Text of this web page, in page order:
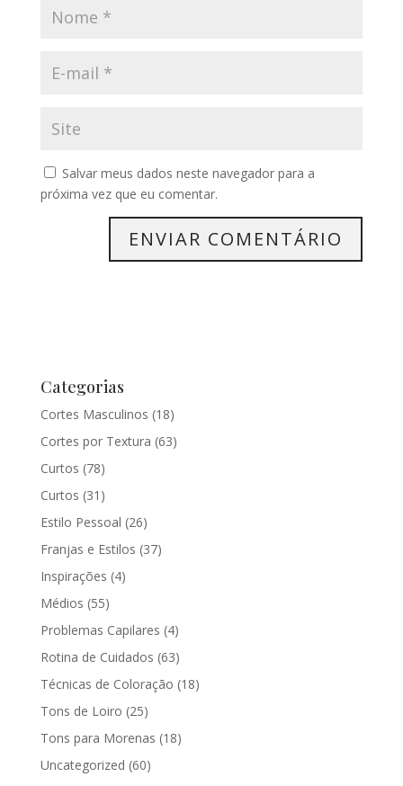
Salvar meus dados neste navegador para a
próxima vez que eu comentar.
Categorias
Cortes Masculinos (18)
Cortes por Textura (63)
Curtos (78)
Curtos (31)
Estilo Pessoal (26)
Franjas e Estilos (37)
Inspirações (4)
Médios (55)
Problemas Capilares (4)
Rotina de Cuidados (63)
Técnicas de Coloração (18)
Tons de Loiro (25)
Tons para Morenas (18)
Uncategorized (60)